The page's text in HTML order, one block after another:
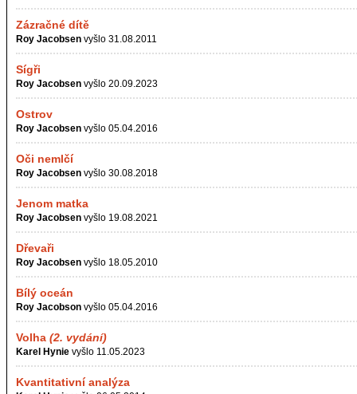
Zázračné dítě
Roy Jacobsen vyšlo 31.08.2011
Sígři
Roy Jacobsen vyšlo 20.09.2023
Ostrov
Roy Jacobsen vyšlo 05.04.2016
Oči nemlčí
Roy Jacobsen vyšlo 30.08.2018
Jenom matka
Roy Jacobsen vyšlo 19.08.2021
Dřevaři
Roy Jacobsen vyšlo 18.05.2010
Bílý oceán
Roy Jacobson vyšlo 05.04.2016
Volha (2. vydání)
Karel Hynie vyšlo 11.05.2023
Kvantitativní analýza